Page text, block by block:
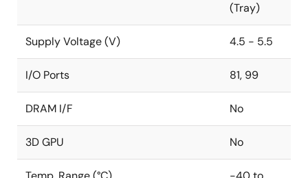
(Tray)
Supply Voltage (V) 4.5 - 5.5
I/O Ports 81, 99
DRAM I/F No
3D GPU No